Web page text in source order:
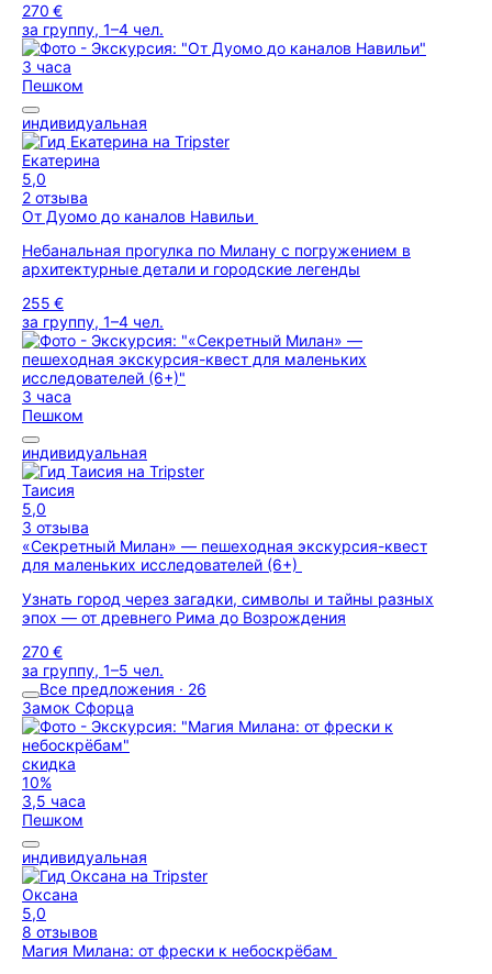
270 €
за группу, 1–4 чел.
3 часа
Пешком
индивидуальная
Екатерина
5,0
2 отзыва
От Дуомо до каналов Навильи
Небанальная прогулка по Милану с погружением в
архитектурные детали и городские легенды
255 €
за группу, 1–4 чел.
3 часа
Пешком
индивидуальная
Таисия
5,0
3 отзыва
«Секретный Милан» — пешеходная экскурсия-квест
для маленьких исследователей (6+)
Узнать город через загадки, символы и тайны разных
эпох — от древнего Рима до Возрождения
270 €
за группу, 1–5 чел.
Все предложения · 26
Замок Сфорца
скидка
10%
3,5 часа
Пешком
индивидуальная
Оксана
5,0
8 отзывов
Магия Милана: от фрески к небоскрёбам